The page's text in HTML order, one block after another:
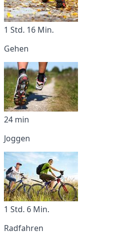
1 Std. 16 Min.
Gehen
24 min
Joggen
1 Std. 6 Min.
Radfahren